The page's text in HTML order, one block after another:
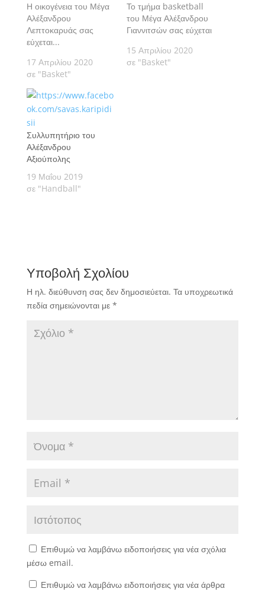
Η οικογένεια του Μέγα
Αλέξανδρου
Λεπτοκαρυάς σας
εύχεται...
17 Απριλίου 2020
σε "Basket"
Το τμήμα basketball
του Μέγα Αλέξανδρου
Γιαννιτσών σας εύχεται
15 Απριλίου 2020
σε "Basket"
Συλλυπητήριο του
Αλέξανδρου
Αξιούπολης
19 Μαΐου 2019
σε "Handball"
Υποβολή Σχολίου
Η ηλ. διεύθυνση σας δεν δημοσιεύεται. Τα υποχρεωτικά
πεδία σημειώνονται με *
Επιθυμώ να λαμβάνω ειδοποιήσεις για νέα σχόλια
μέσω email.
Επιθυμώ να λαμβάνω ειδοποιήσεις για νέα άρθρα